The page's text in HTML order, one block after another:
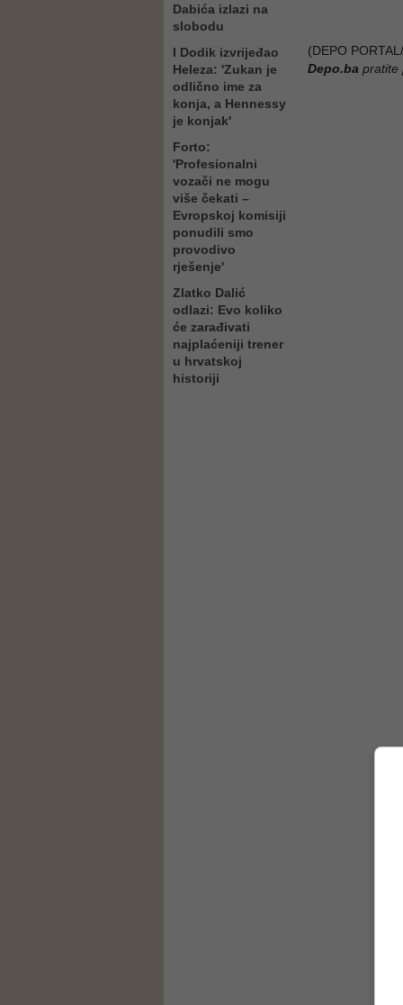
Dabića izlazi na
slobodu
I Dodik izvrijeđao
Heleza: 'Zukan je
odlično ime za
konja, a Hennessy
je konjak'
Forto:
'Profesionalni
vozači ne mogu
više čekati –
Evropskoj komisiji
ponudili smo
provodivo
rješenje'
Zlatko Dalić
odlazi: Evo koliko
će zarađivati
najplaćeniji trener
u hrvatskoj
historiji
(DEPO
Depo.ba pratite